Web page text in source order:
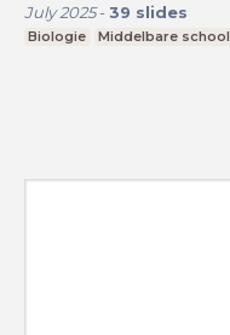
July 2025- 39 slides
Biologie Middelbare school